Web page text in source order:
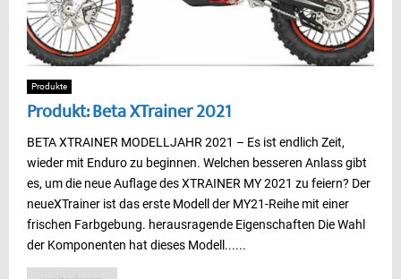
Produkte
Produkt: Beta XTrainer 2021
BETA XTRAINER MODELLJAHR 2021 – Es ist endlich Zeit,
wieder mit Enduro zu beginnen. Welchen besseren Anlass gibt
es, um die neue Auflage des XTRAINER MY 2021 zu feiern? Der
neueXTrainer ist das erste Modell der MY21-Reihe mit einer
frischen Farbgebung. herausragende Eigenschaften Die Wahl
der Komponenten hat dieses Modell......